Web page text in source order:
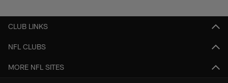
CLUB LINKS
NFL CLUBS
MORE NFL SITES